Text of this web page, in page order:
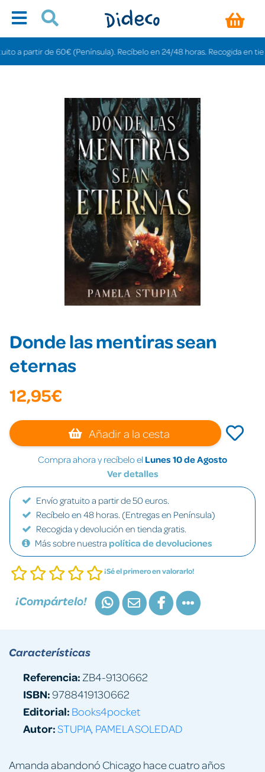
partir de 60€ (Península). Recíbelo en 24/48 horas. Recogida en
Donde las mentiras sean
eternas
12,95€
Añadir a la cesta
Compra ahora y recíbelo el Lunes 10 de Agosto
Ver detalles
Envío gratuito a partir de 50 euros.
Recíbelo en 48 horas. (Entregas en Península)
Recogida y devolución en tienda gratis.
Más sobre nuestra política de devoluciones
¡Sé el primero en valorarlo!
¡Compártelo!
Amanda abandonó Chicago hace cuatro años
Características
Referencia: ZB4-9130662
ISBN:9788419130662
Editorial: Books4pocket
Autor:STUPIA, PAMELA SOLEDAD